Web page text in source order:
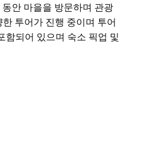
안 마을을 방문하며 관광
투어가 진행 중이며 투어
함되어 있으며 숙소 픽업 및
는 방문객에게 이상적입니